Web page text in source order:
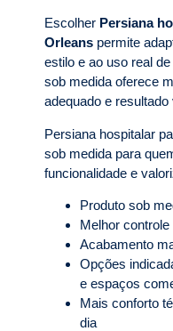
Escolher Persiana
Orleans permite
estilo e ao uso real
sob medida oferece
adequado e
Persiana hospitalar
sob medida para
funcionalidade e
Produto sob
Melhor
Acabamento
Opções
e espaços
Mais conforto
dia